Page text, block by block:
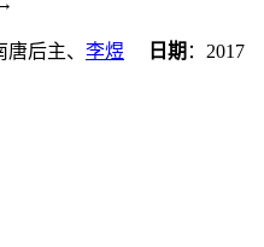
唐后主、 李煜 日期 ： 2017